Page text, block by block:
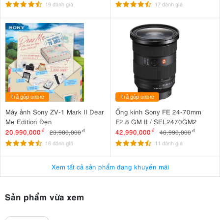
Đây là ưu điểm đặc biệt quan trọng khi chụp chân dung, ảnh cưới
màu da, độ nổi khối và cảm xúc của bức ảnh. Khi kết hợp với các kỹ
thuật đánh flash gián tiếp hoặc các phụ kiện tản sáng, Godox V1N có
thể tạo ra hiệu ứng gần giống ánh sáng từ softbox nhỏ gọn.
Ngoài ra, đầu đèn còn được tích hợp nam châm để người dùng gắn
nhanh các phụ kiện như diffuser, dome, lưới tổ ong, snoot hoặc gel
màu mà không cần sử dụng ngàm chuyển, giúp tiết kiệm thời gian khi
tác nghiệp.
19 đánh giá 17 đánh giá
Trả góp online
Máy ảnh Sony ZV-1 Mark II Dear
Me Edition Đen
20,990,000 đ 23,980,000đ
16 đánh giá
Trả góp online
Ống kính Sony FE 24-70mm
F2.8 GM II / SEL2470GM2
42,990,000 đ 46,990,000 đ
11 đánh giá
Xem tất cả sản phẩm đang khuyến mãi
Sản phẩm vừa xem